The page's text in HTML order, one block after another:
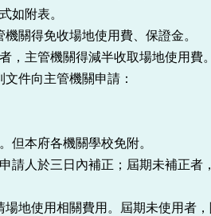
附表。
關得免收場地使用費、保證金。
主管機關得減半收取場地使用費。
件向主管機關申請：
本府各機關學校免附。
人於三日內補正；屆期未補正者
使用相關費用。屆期未使用者，